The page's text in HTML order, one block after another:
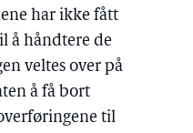
har ikke fått
å håndtere de
veltes over på
å få bort
til